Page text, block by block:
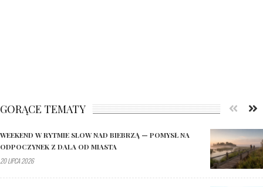
GORĄCE TEMATY
WEEKEND W RYTMIE SLOW NAD BIEBRZĄ — POMYSŁ NA
ODPOCZYNEK Z DALA OD MIASTA
20 LIPCA 2026